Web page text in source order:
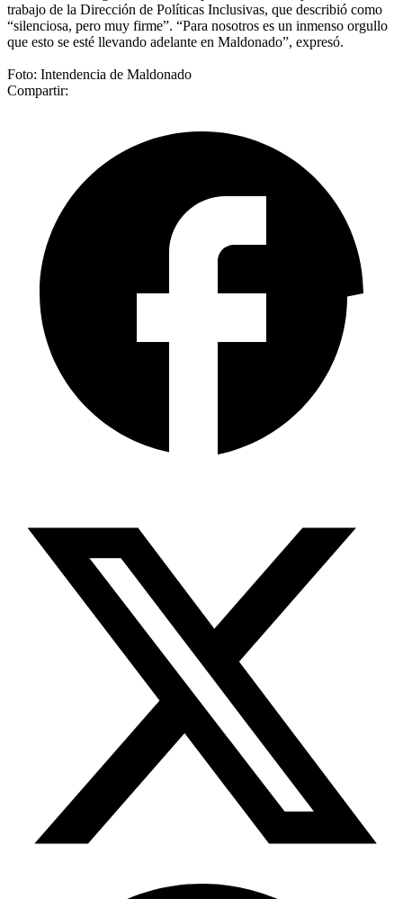
trabajo de la Dirección de Políticas Inclusivas, que describió como
“silenciosa, pero muy firme”. “Para nosotros es un inmenso orgullo
que esto se esté llevando adelante en Maldonado”, expresó.
Foto: Intendencia de Maldonado
Compartir: